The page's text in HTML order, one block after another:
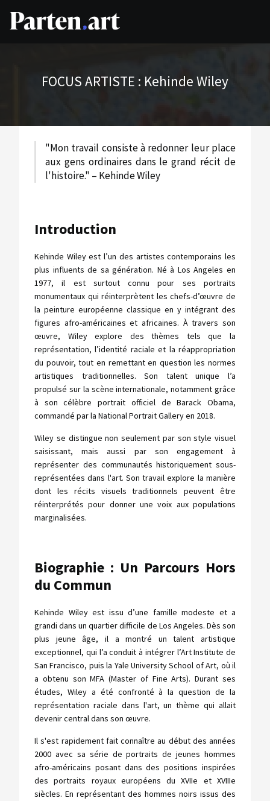
FOCUS ARTISTE : Kehinde Wiley
"Mon travail consiste à redonner leur place
aux gens ordinaires dans le grand récit de
l'histoire." – Kehinde Wiley
Introduction
Kehinde Wiley est l’un des artistes contemporains les
plus influents de sa génération. Né à Los Angeles en
1977, il est surtout connu pour ses portraits
monumentaux qui réinterprètent les chefs-d’œuvre de
la peinture européenne classique en y intégrant des
figures afro-américaines et africaines. À travers son
œuvre, Wiley explore des thèmes tels que la
représentation, l’identité raciale et la réappropriation
du pouvoir, tout en remettant en question les normes
artistiques traditionnelles. Son talent unique l’a
propulsé sur la scène internationale, notamment grâce
à son célèbre portrait officiel de Barack Obama,
commandé par la National Portrait Gallery en 2018.
Wiley se distingue non seulement par son style visuel
saisissant, mais aussi par son engagement à
représenter des communautés historiquement sous-
représentées dans l'art. Son travail explore la manière
dont les récits visuels traditionnels peuvent être
réinterprétés pour donner une voix aux populations
marginalisées.
Biographie : Un Parcours Hors
du Commun
Kehinde Wiley est issu d’une famille modeste et a
grandi dans un quartier difficile de Los Angeles. Dès son
plus jeune âge, il a montré un talent artistique
exceptionnel, qui l’a conduit à intégrer l’Art Institute de
San Francisco, puis la Yale University School of Art, où il
a obtenu son MFA (Master of Fine Arts). Durant ses
études, Wiley a été confronté à la question de la
représentation raciale dans l'art, un thème qui allait
devenir central dans son œuvre.
Il s'est rapidement fait connaître au début des années
2000 avec sa série de portraits de jeunes hommes
afro-américains posant dans des positions inspirées
des portraits royaux européens du XVIIe et XVIIIe
siècles. En représentant des hommes noirs issus des